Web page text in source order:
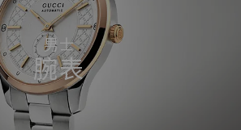
男士
腕表